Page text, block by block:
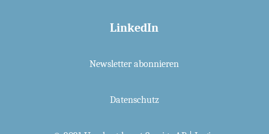
LinkedIn
Newsletter abonnieren
Datenschutz